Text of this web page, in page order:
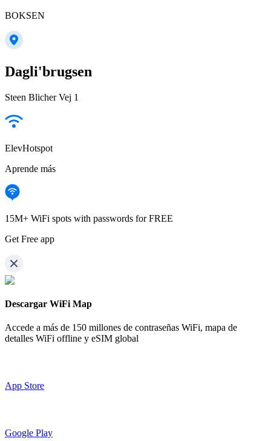
BOKSEN
Dagli'brugsen
Steen Blicher Vej 1
ElevHotspot
Aprende más
15M+ WiFi spots with passwords for FREE
Get Free app
Descargar WiFi Map
Accede a más de 150 millones de contraseñas WiFi, mapa de
detalles WiFi offline y eSIM global
App Store
Google Play